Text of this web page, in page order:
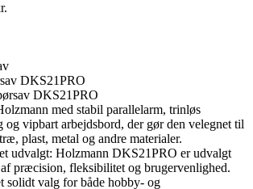
DKS21PRO
med stabil parallelarm, trinløs
og vipbart arbejdsbord, der gør den velegnet til
plast, metal og andre materialer.
udvalgt: Holzmann DKS21PRO er udvalgt
præcision, fleksibilitet og brugervenlighed.
solidt valg for både hobby- og